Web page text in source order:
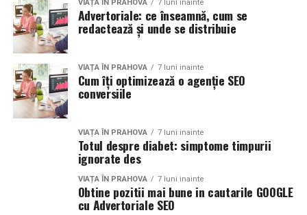
VIAȚA ÎN PRAHOVA 7 luni inainte
Advertoriale: ce înseamnă, cum se
redactează și unde se distribuie
VIAȚA ÎN PRAHOVA 7 luni inainte
Cum îți optimizează o agenție SEO
conversiile
VIAȚA ÎN PRAHOVA 7 luni inainte
Totul despre diabet: simptome timpurii
ignorate des
VIAȚA ÎN PRAHOVA 7 luni inainte
Obtine pozitii mai bune in cautarile GOOGLE
cu Advertoriale SEO